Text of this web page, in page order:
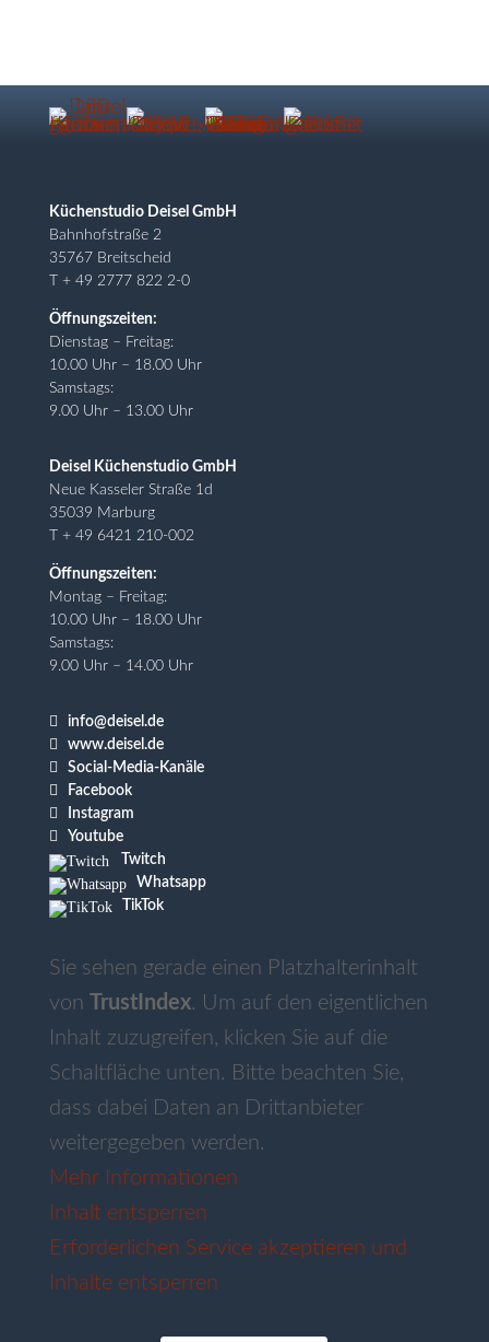
Küchenstudio Deisel GmbH
Bahnhofstraße 2
35767 Breitscheid
T + 49 2777 822 2-0
Öffnungszeiten:
Dienstag – Freitag:
10.00 Uhr – 18.00 Uhr
Samstags:
9.00 Uhr – 13.00 Uhr
Deisel Küchenstudio GmbH
Neue Kasseler Straße 1d
35039 Marburg
T + 49 6421 210-002
Öffnungszeiten:
Montag – Freitag:
10.00 Uhr – 18.00 Uhr
Samstags:
9.00 Uhr – 14.00 Uhr
 info@deisel.de
 www.deisel.de
 Social-Media-Kanäle
 Facebook
 Instagram

Youtube
Twitch
Whatsapp
TikTok
Sie sehen gerade einen Platzhalterinhalt
von TrustIndex. Um auf den eigentlichen
Inhalt zuzugreifen, klicken Sie auf die
Schaltfläche unten. Bitte beachten Sie,
dass dabei Daten an Drittanbieter
weitergegeben werden.
Mehr Informationen
Inhalt entsperren
Erforderlichen Service akzeptieren und
Inhalte entsperren